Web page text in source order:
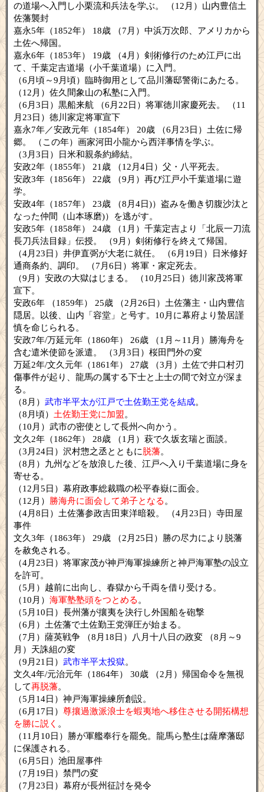
の道場へ入門し小栗流和兵法を学ぶ。 （12月）山内豊信土
佐藩襲封
嘉永5年（1852年） 18歳 （7月）中浜万次郎、アメリカから
土佐へ帰国。
嘉永6年（1853年） 19歳 （4月）剣術修行のため江戸に出
て、千葉定吉道場（小千葉道場）に入門。
（6月頃～9月頃）臨時御用として品川藩邸警衛にあたる。
（12月）佐久間象山の私塾に入門。
（6月3日）黒船来航 （6月22日）将軍徳川家慶死去。 （11
月23日）徳川家定将軍宣下
嘉永7年／安政元年（1854年） 20歳 （6月23日）土佐に帰
郷。 （この年）画家河田小龍から西洋事情を学ぶ。
（3月3日）日米和親条約締結。
安政2年（1855年） 21歳 （12月4日）父・八平死去。
安政3年（1856年） 22歳 （9月）再び江戸小千葉道場に遊
学。
安政4年（1857年） 23歳 （8月4日)）盗みを働き切腹沙汰と
なった仲間（山本琢磨)）を逃がす。
安政5年（1858年） 24歳 （1月）千葉定吉より「北辰一刀流
長刀兵法目録」伝授。 （9月）剣術修行を終えて帰国。
（4月23日）井伊直弼が大老に就任。 （6月19日）日米修好
通商条約、調印。 （7月6日）将軍・家定死去。
（9月）安政の大獄はじまる。 （10月25日）徳川家茂将軍
宣下。
安政6年 （1859年） 25歳 （2月26日）土佐藩主・山内豊信
隠居。以後、山内「容堂」と号す。10月に幕府より蟄居謹
慎を命じられる。
安政7年/万延元年（1860年） 26歳 （1月～11月）勝海舟を
含む遣米使節を派遣。 （3月3日）桜田門外の変
万延2年/文久元年（1861年） 27歳 （3月）土佐で井口村刃
傷事件が起り、龍馬の属する下士と上士の間で対立が深ま
る。
（8月） 武市半平太が江戸で土佐勤王党を結成。
（8月頃） 土佐勤王党に加盟。
（10月）武市の密使として長州へ向かう。
文久2年（1862年） 28歳 （1月）萩で久坂玄瑞と面談。
（3月24日）沢村惣之丞とともに脱藩。
（8月）九州などを放浪した後、江戸へ入り千葉道場に身を
寄せる。
（12月5日）幕府政事総裁職の松平春嶽に面会。
（12月） 勝海舟に面会して弟子となる 。
（4月8日）土佐藩参政吉田東洋暗殺。 （4月23日）寺田屋
事件
文久3年（1863年） 29歳 （2月25日）勝の尽力により脱藩
を赦免される。
（4月23日）将軍家茂が神戸海軍操練所と神戸海軍塾の設立
を許可。
（5月）越前に出向し、春獄から千両を借り受ける。
（10月） 海軍塾塾頭をつとめる 。
（5月10日）長州藩が攘夷を決行し外国船を砲撃
（6月）土佐藩で土佐勤王党弾圧が始まる。
（7月）薩英戦争 （8月18日）八月十八日の政変 （8月～9
月）天誅組の変
（9月21日） 武市半平太投獄。
文久4年/元治元年（1864年） 30歳 （2月）帰国命令を無視
して再脱藩。
（5月14日）神戸海軍操練所創設。
（6月17日） 尊攘過激派浪士を蝦夷地へ移住させる開拓構想
を勝に説く 。
（11月10日）勝が軍艦奉行を罷免。龍馬ら塾生は薩摩藩邸
に保護される。
（6月5日）池田屋事件
（7月19日）禁門の変
（7月23日）幕府が長州征討を発令